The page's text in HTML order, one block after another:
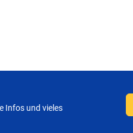
Infos und vieles